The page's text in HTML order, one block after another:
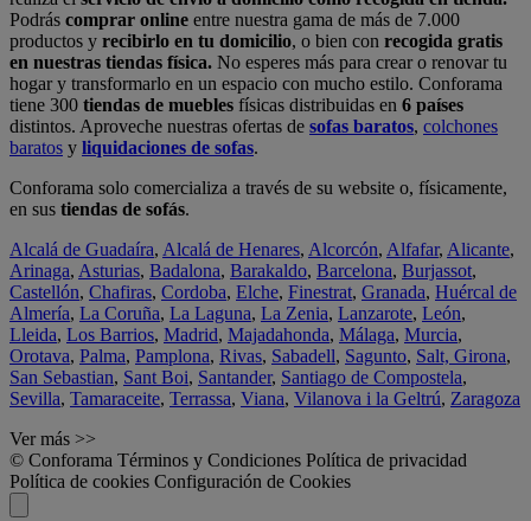
Podrás comprar online entre nuestra gama de más de 7.000
productos y recibirlo en tu domicilio, o bien con recogida gratis
en nuestras tiendas física. No esperes más para crear o renovar tu
hogar y transformarlo en un espacio con mucho estilo. Conforama
tiene 300 tiendas de muebles físicas distribuidas en 6 países
distintos. Aproveche nuestras ofertas de sofas baratos, colchones
baratos y liquidaciones de sofas.
Conforama solo comercializa a través de su website o, físicamente,
en sus tiendas de sofás.
Alcalá de Guadaíra, Alcalá de Henares, Alcorcón, Alfafar, Alicante,
Arinaga, Asturias, Badalona, Barakaldo, Barcelona, Burjassot,
Castellón, Chafiras, Cordoba, Elche, Finestrat, Granada, Huércal de
Almería, La Coruña, La Laguna, La Zenia, Lanzarote, León,
Lleida, Los Barrios, Madrid, Majadahonda, Málaga, Murcia,
Orotava, Palma, Pamplona, Rivas, Sabadell, Sagunto, Salt, Girona,
San Sebastian, Sant Boi, Santander, Santiago de Compostela,
Sevilla, Tamaraceite, Terrassa, Viana, Vilanova i la Geltrú, Zaragoza
Ver más >>
© Conforama Términos y Condiciones Política de privacidad
Política de cookies Configuración de Cookies